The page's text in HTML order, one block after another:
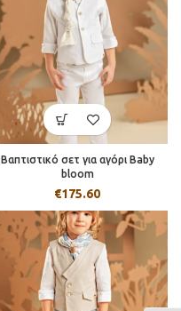
Βαπτιστικό σετ για αγόρι Baby
bloom
€175.60